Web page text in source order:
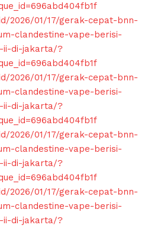
2026/01/17/gerak-cepat-bnn-
clandestine-vape-berisi-
ii-di-jakarta/?
2026/01/17/gerak-cepat-bnn-
clandestine-vape-berisi-
ii-di-jakarta/?
2026/01/17/gerak-cepat-bnn-
clandestine-vape-berisi-
ii-di-jakarta/?
2026/01/17/gerak-cepat-bnn-
clandestine-vape-berisi-
ii-di-jakarta/?